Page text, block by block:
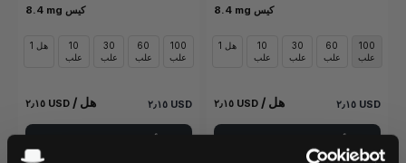
8.4 mg كيس
1 هل
10
علب
30
علب
60
علب
100
علب
٢٫١٥ USD / هل ٢٫١٥ USD
8.4 mg كيس
1 هل
10
علب
30
علب
60
علب
100
علب
٢٫١٥ USD / هل ٢٫١٥ USD